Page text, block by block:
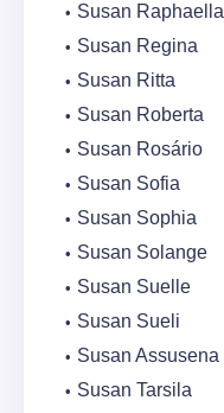
Susan Raphaella
Susan Regina
Susan Ritta
Susan Roberta
Susan Rosário
Susan Sofia
Susan Sophia
Susan Solange
Susan Suelle
Susan Sueli
Susan Assusena
Susan Tarsila